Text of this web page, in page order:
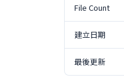
File Count
建立日期
最後更新